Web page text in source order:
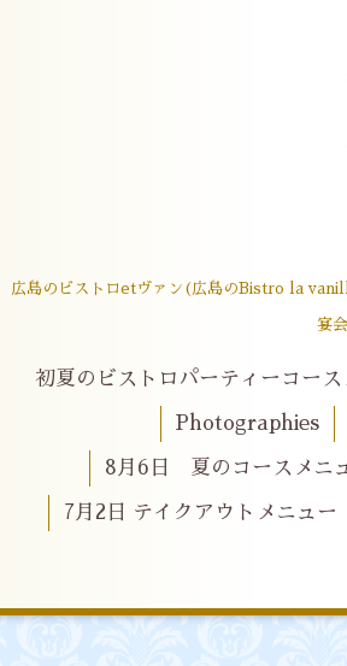
広島のビストロetヴァン(広島のBistro la
宴
初夏のビストロパーティーコース
Photographies
8月6日 夏のコースメ
7月2日 テイクアウトメニュー